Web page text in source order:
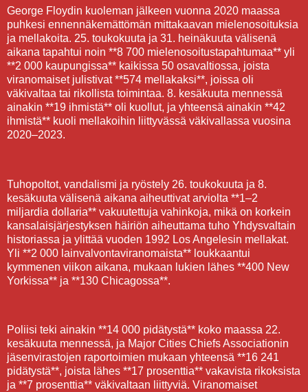
George Floydin kuoleman jälkeen vuonna 2020 maassa
puhkesi ennennäkemättömän mittakaavan mielenosoituksia
ja mellakoita. 25. toukokuuta ja 31. heinäkuuta välisenä
aikana tapahtui noin **8 700 mielenosoitustapahtumaa** yli
**2 000 kaupungissa** kaikissa 50 osavaltiossa, joista
viranomaiset julistivat **574 mellakaksi**, joissa oli
väkivaltaa tai rikollista toimintaa. 8. kesäkuuta mennessä
ainakin **19 ihmistä** oli kuollut, ja yhteensä ainakin **42
ihmistä** kuoli mellakoihin liittyvässä väkivallassa vuosina
2020–2023.
Tuhopoltot, vandalismi ja ryöstely 26. toukokuuta ja 8.
kesäkuuta välisenä aikana aiheuttivat arviolta **1–2
miljardia dollaria** vakuutettuja vahinkoja, mikä on korkein
kansalaisjärjestyksen häiriön aiheuttama tuho Yhdysvaltain
historiassa ja ylittää vuoden 1992 Los Angelesin mellakat.
Yli **2 000 lainvalvontaviranomaista** loukkaantui
kymmenen viikon aikana, mukaan lukien lähes **400 New
Yorkissa** ja **130 Chicagossa**.
Poliisi teki ainakin **14 000 pidätystä** koko maassa 22.
kesäkuuta mennessä, ja Major Cities Chiefs Associationin
jäsenvirastojen raportoimien mukaan yhteensä **16 241
pidätystä**, joista lähes **17 prosenttia** vakavista rikoksista
ja **7 prosenttia** väkivaltaan liittyviä. Viranomaiset